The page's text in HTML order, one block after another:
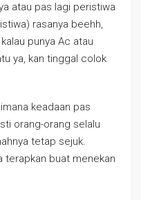
atau pas lagi peristiwa
rasanya beehh,
punya Ac atau
ya, kan tinggal colok
keadaan pas
orang-orang selalu
tetap sejuk.
terapkan buat menekan